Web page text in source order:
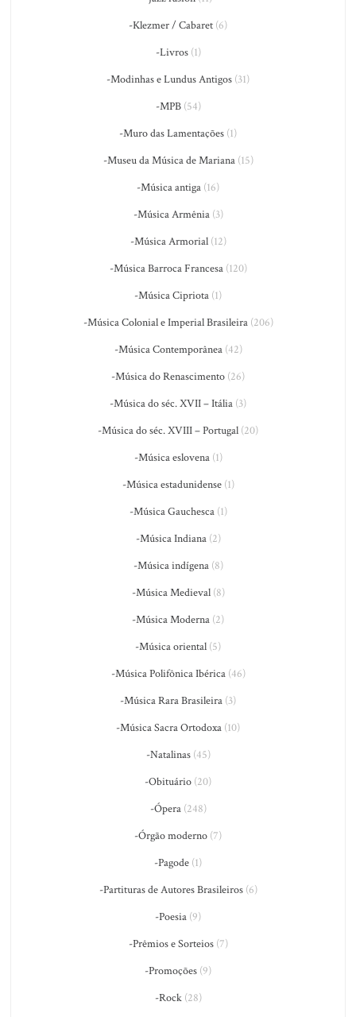
-Klezmer / Cabaret (6)
-Livros(1)
-Modinhas e Lundus Antigos (31)
-MPB(54)
-Muro das Lamentações (1)
-Museu da Música de Mariana(15)
-Música antiga (16)
-Música Armênia(3)
-Música Armorial(12)
-Música Barroca Francesa(120)
-Música Cipriota (1)
-Música Colonial e Imperial Brasileira(206)
-Música Contemporânea(42)
-Música do Renascimento (26)
-Música do séc. XVII – Itália (3)
-Música do séc. XVIII – Portugal (20)
-Música eslovena(1)
-Música estadunidense(1)
-Música Gauchesca(1)
-Música Indiana(2)
-Música indígena(8)
-Música Medieval(8)
-Música Moderna (2)
-Música oriental (5)
-Música Polifônica Ibérica(46)
-Música Rara Brasileira (3)
-Música Sacra Ortodoxa (10)
-Natalinas(45)
-Obituário (20)
-Ópera(248)
-Órgão moderno (7)
-Pagode (1)
-Partituras de Autores Brasileiros(6)
-Poesia (9)
-Prêmios e Sorteios(7)
-Promoções (9)
-Rock(28)